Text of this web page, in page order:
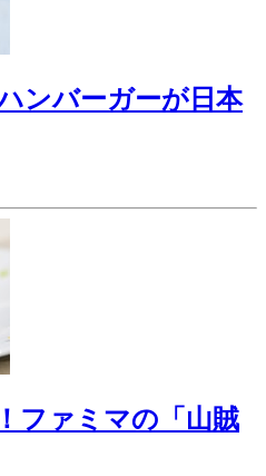
ンバーガーが日本
ファミマの「山賊